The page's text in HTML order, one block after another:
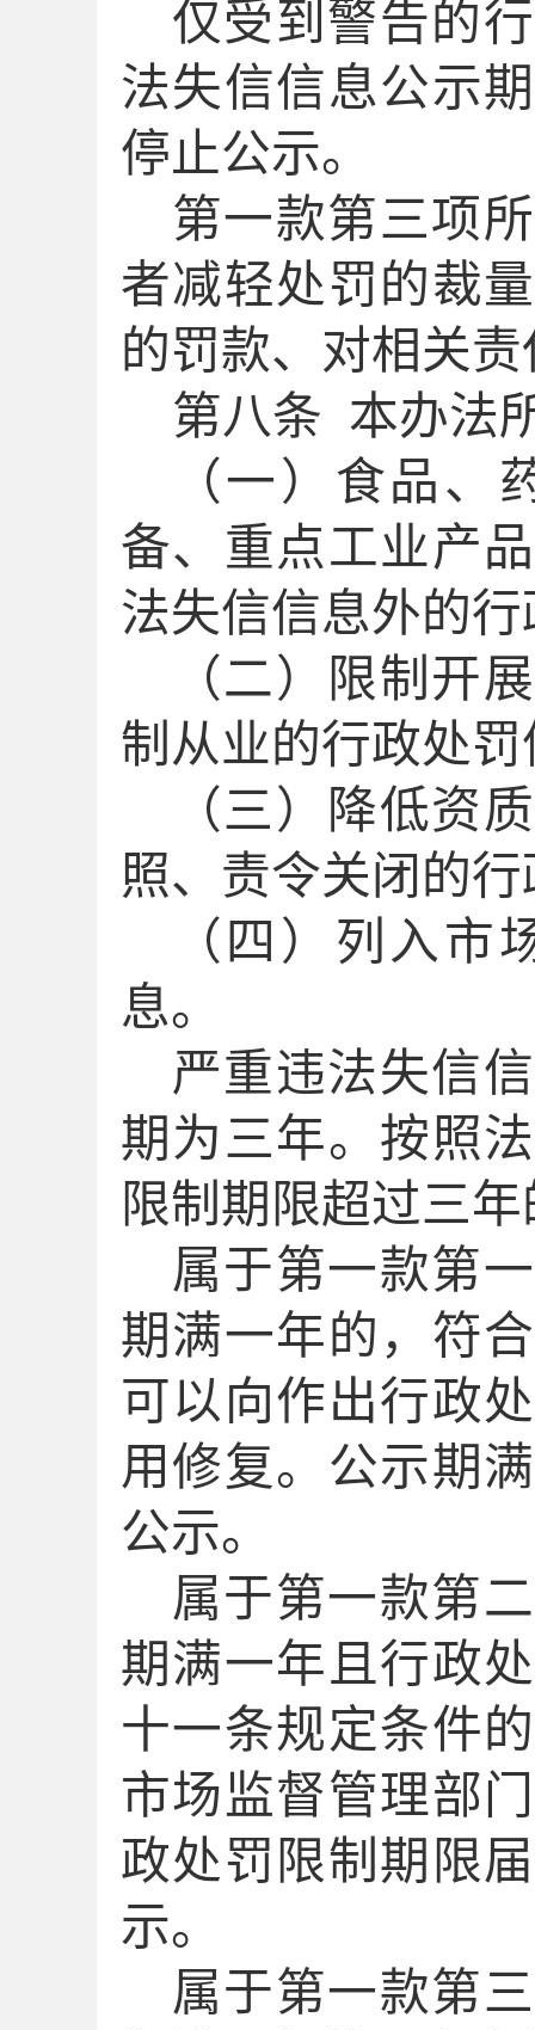
仅受到警告的
法失信信息公示期
停止公示。
第一款第三项
者减轻处罚的裁
的罚款、对相关
第八条 本办法
（一）食品、
备、重点工业产
法失信信息外的
（二）限制 开展
制从业的行政处
（三）降低资
照、责令关闭的
（四）列入
息。
严重违法失信
期为三年。 按照
限制期限超过三
属于第一款第
期满一年的，符合
可以向作出行政
用修复。公示期
公示。
属于第一款第
期满一年且 行政
十一条规定条件
市场监督管理部
政处罚 限制 期限
示。
属于第一款第